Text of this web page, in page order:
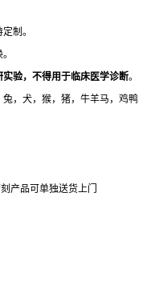
制。
验，不得用于临床医学诊断。
，犬，猴，猪，牛羊马，鸡鸭
产品可单独送货上门